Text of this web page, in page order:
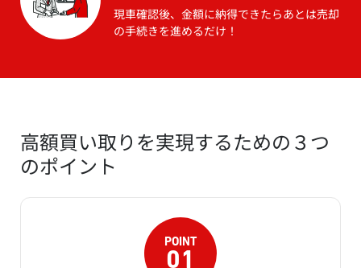
現車確認後、金額に納得できたらあとは売却
の手続きを進めるだけ！
高額買い取りを実現するための３つ
のポイント